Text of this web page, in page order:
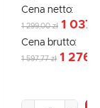
Cena netto:
1 299,00 zł 1
Cena brutto:
1 597,77 zł 1